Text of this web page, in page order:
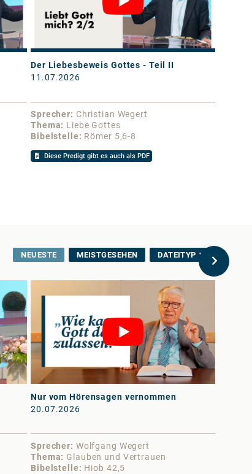
Der Liebesbeweis Gottes - Teil II
11.07.2026
Sprecher
Christian Wegert
Thema
Liebe Gottes
Bibelstelle
Römer 5,6-8
Diese Predigt gibt es auch als PDF
NEUESTE MEISTGESEHEN DATEITYP
Nur vom Hörensagen vernommen
20.07.2026
Sprecher
Wolfgang Wegert
Thema
Glauben und Vertrauen
Bibelstelle
Hiob 42,5